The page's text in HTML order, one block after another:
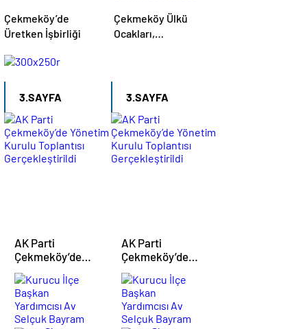
Çekmeköy’de
Üretken İşbirliği
Çekmeköy Ülkü
Ocakları,
3.SAYFA
AK Parti
Çekmeköy’de
Yönetim Kurulu
Toplantısı
Gerçekleştirildi
Kurucu
Başkan
Yardımcısı
3.SAYFA
AK Parti
Çekmeköy’de
Yönetim Kurulu
Toplantısı
Gerçekleştirildi